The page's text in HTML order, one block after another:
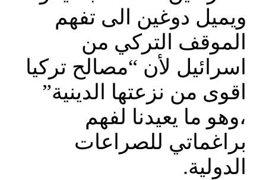
ويميل دوغين الى تفهم
الموقف التركي من
اسرائيل لأن “مصالح تركيا
اقوى من نزعتها الدينية”
،وهو ما يعيدنا لفهم
براغماتي للصراعات
الدولية.